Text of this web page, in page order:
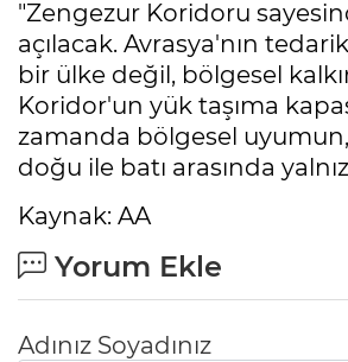
"Zengezur Koridoru
açılacak. Avrasya'nın
bir ülke değil, bölgesel
Koridor'un yük taşıma
zamanda bölgesel
doğu ile batı arasında
Kaynak: AA
Yorum Ekle
Adınız Soyadınız